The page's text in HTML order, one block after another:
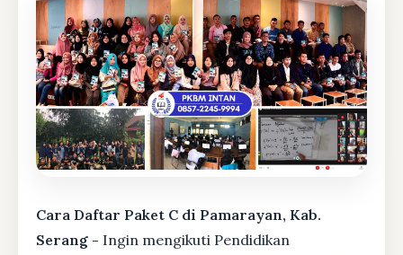
Cara Daftar Paket C di Pamarayan, Kab.
Serang - Ingin mengikuti Pendidikan